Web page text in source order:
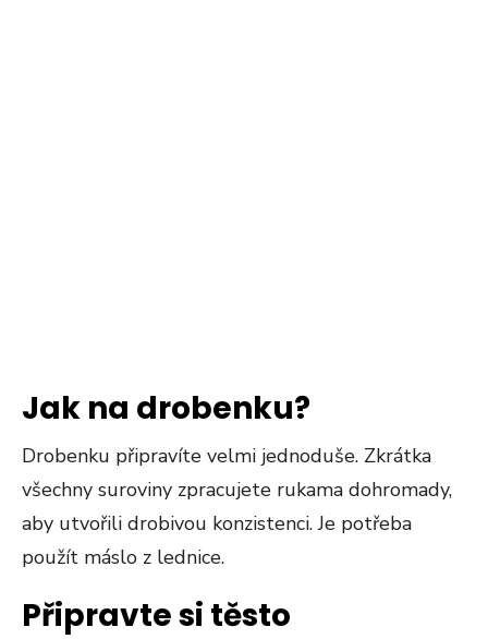
Jak na drobenku?
Drobenku připravíte velmi jednoduše. Zkrátka
všechny suroviny zpracujete rukama dohromady,
aby utvořili drobivou konzistenci. Je potřeba
použít máslo z lednice.
Připravte si těsto